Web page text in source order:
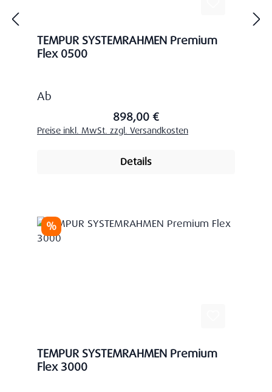
TEMPUR SYSTEMRAHMEN Premium
Flex 0500
Regulärer Preis:
Ab
898,00 €
Preise inkl. MwSt. zzgl. Versandkosten
Details
Rabatt
%
TEMPUR SYSTEMRAHMEN Premium
Flex 3000